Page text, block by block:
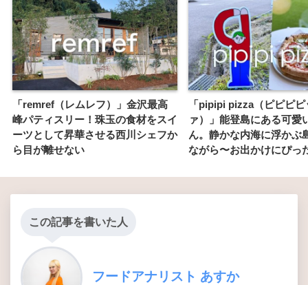
「remref（レムレフ）」金沢最高
峰パティスリー！珠玉の食材をスイ
ーツとして昇華させる西川シェフか
ら目が離せない
「pipipi pizza（ピピピピ
ァ）」能登島にある可愛
ん。静かな内海に浮かぶ
ながら〜お出かけにぴっ
この記事を書いた人
フードアナリスト あすか